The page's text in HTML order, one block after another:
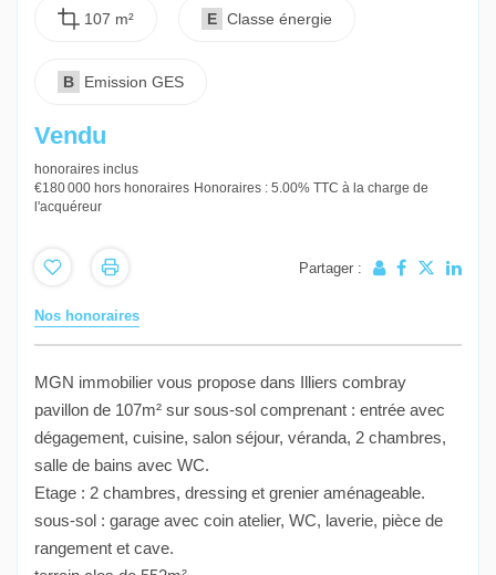
107 m² E Classe énergie
B Emission GES
Vendu
honoraires inclus
€180 000 hors honoraires Honoraires : 5.00% TTC à la charge de
l'acquéreur
Partager :
Nos honoraires
MGN immobilier vous propose dans Illiers combray
pavillon de 107m² sur sous-sol comprenant : entrée avec
dégagement, cuisine, salon séjour, véranda, 2 chambres,
salle de bains avec WC.
Etage : 2 chambres, dressing et grenier aménageable.
sous-sol : garage avec coin atelier, WC, laverie, pièce de
rangement et cave.